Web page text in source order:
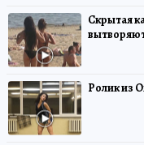
Скрытая
Ролик из